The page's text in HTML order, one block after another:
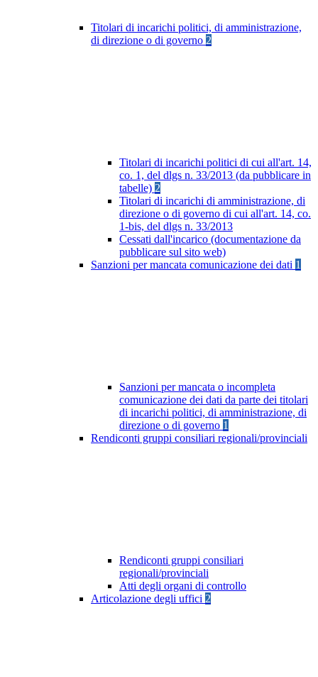
Titolari di incarichi politici, di amministrazione,
di direzione o di governo 2
Titolari di incarichi politici di cui all'art. 14,
co. 1, del dlgs n. 33/2013 (da pubblicare in
tabelle) 2
Titolari di incarichi di amministrazione, di
direzione o di governo di cui all'art. 14, co.
1-bis, del dlgs n. 33/2013
Cessati dall'incarico (documentazione da
pubblicare sul sito web)
Sanzioni per mancata comunicazione dei dati 1
Sanzioni per mancata o incompleta
comunicazione dei dati da parte dei titolari
di incarichi politici, di amministrazione, di
direzione o di governo 1
Rendiconti gruppi consiliari regionali/provinciali
Rendiconti gruppi consiliari
regionali/provinciali
Atti degli organi di controllo
Articolazione degli uffici 2